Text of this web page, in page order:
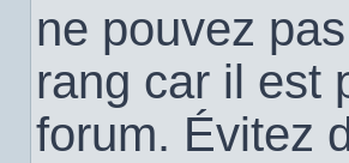
ne pouvez
rang car il est
forum. Évitez